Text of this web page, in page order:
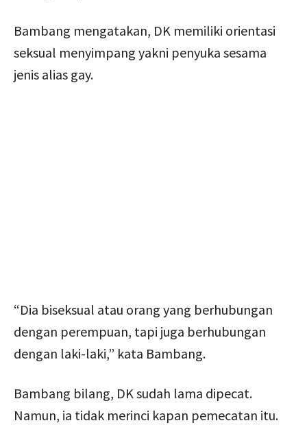
Bambang mengatakan, DK memiliki orientasi
seksual menyimpang yakni penyuka sesama
jenis alias gay.
“Dia biseksual atau orang yang berhubungan
dengan perempuan, tapi juga berhubungan
dengan laki-laki,” kata Bambang.
Bambang bilang, DK sudah lama dipecat.
Namun, ia tidak merinci kapan pemecatan itu.